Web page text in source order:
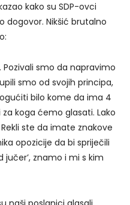
kako su SDP-ovci
dogovor. Nikšić brutalno
smo da napravimo
smo od svojih principa,
bilo kome da ima 4
koga ćemo glasati. Lako
ste da imate znakove
opozicije da bi spriječili
jučer’, znamo i mi s kim